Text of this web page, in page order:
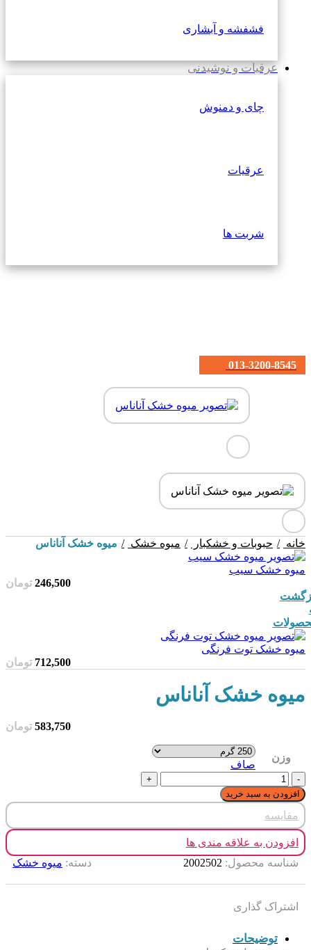
فشفشه و آبشاری
عرقیات و نوشیدنی
چای و دمنوش
عرقیات
شربت ها
013-3200-8545
خانه حبوبات و خشکبار میوه خشک میوه خشک آناناس
میوه خشک سیب
246,500 تومان
میوه خشک توت فرنگی
712,500 تومان
میوه خشک آناناس
583,750 تومان
وزن
صاف
میوه خشک آناناس عدد
افزودن به سبد خرید
مقایسه
افزودن به علاقه مندی ها
شناسه محصول: 2002502 دسته: میوه خشک
اشتراک گذاری
توضیحات